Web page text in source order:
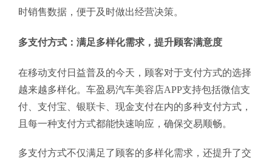
时销售数据，便于及时做出经营决策。
多支付方式：满足多样化需求，提升顾客满意度
在移动支付日益普及的今天，顾客对于支付方式的选择
越来越多样化。车盈易汽车美容店APP支持包括微信支
付、支付宝、银联卡、现金支付在内的多种支付方式，
且每一种支付方式都能快速响应，确保交易顺畅。
多支付方式不仅满足了顾客的多样化需求，还提升了交